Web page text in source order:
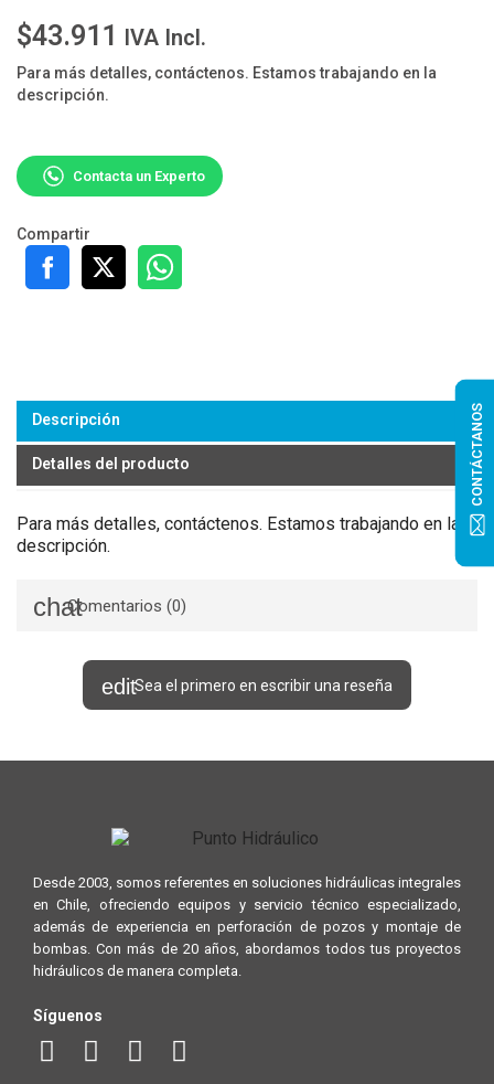
$43.911 IVA Incl.
Para más detalles, contáctenos. Estamos trabajando en la
descripción.
Contacta un Experto
Compartir
Descripción
Detalles del producto
Para más detalles, contáctenos. Estamos trabajando en la
descripción.
Comentarios (0)
Sea el primero en escribir una reseña
Desde 2003, somos referentes en soluciones hidráulicas integrales
en Chile, ofreciendo equipos y servicio técnico especializado,
además de experiencia en perforación de pozos y montaje de
bombas. Con más de 20 años, abordamos todos tus proyectos
hidráulicos de manera completa.
Síguenos
CONTÁCTANOS